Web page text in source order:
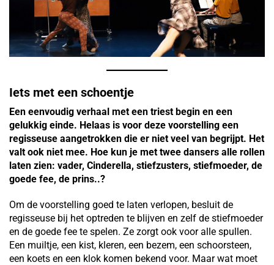
Iets met een schoentje
Een eenvoudig verhaal met een triest begin en een
gelukkig einde. Helaas is voor deze voorstelling een
regisseuse aangetrokken die er niet veel van begrijpt. Het
valt ook niet mee. Hoe kun je met twee dansers alle rollen
laten zien: vader, Cinderella, stiefzusters, stiefmoeder, de
goede fee, de prins..?
Om de voorstelling goed te laten verlopen, besluit de
regisseuse bij het optreden te blijven en zelf de stiefmoeder
en de goede fee te spelen. Ze zorgt ook voor alle spullen.
Een muiltje, een kist, kleren, een bezem, een schoorsteen,
een koets en een klok komen bekend voor. Maar wat moet